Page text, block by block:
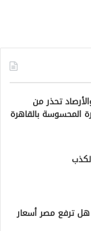
تحذر من
المحسوسة بالقاهرة
ترفع مصر أسعار